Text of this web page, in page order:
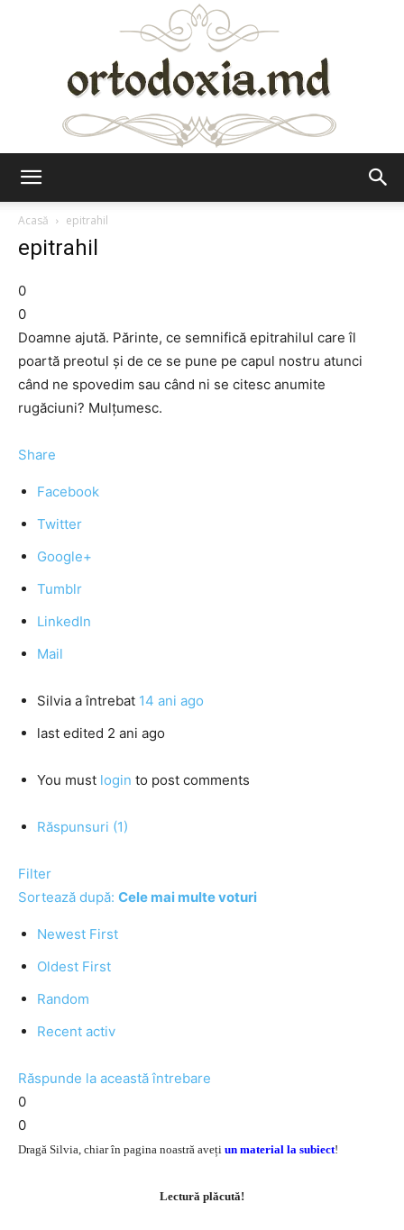
Acasă
epitrahil
epitrahil
0
0
Doamne ajută. Părinte, ce semnifică epitrahilul care îl
poartă preotul și de ce se pune pe capul nostru atunci
când ne spovedim sau când ni se citesc anumite
rugăciuni? Mulțumesc.
Share
Facebook
Twitter
Google+
Tumblr
LinkedIn
Mail
Silvia a întrebat 14 ani ago
last edited 2 ani ago
You must login to post comments
Răspunsuri (1)
Filter
Sortează după: Cele mai multe voturi
Newest First
Oldest First
Random
Recent activ
Răspunde la această întrebare
0
0
Dragă Silvia, chiar în pagina noastră aveți un material la subiect!
Lectură plăcută!